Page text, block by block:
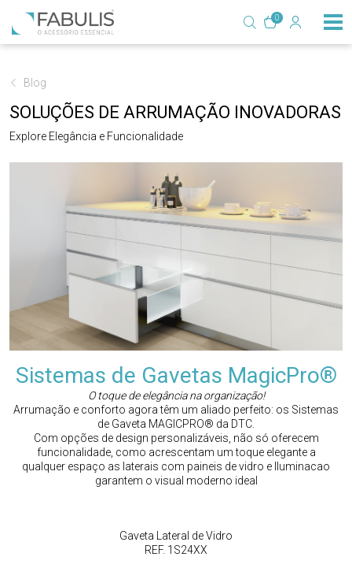
0
Blog
SOLUÇÕES DE ARRUMAÇÃO INOVADORAS
Explore Elegância e Funcionalidade
Sistemas de Gavetas MagicPro®
O toque de elegância na organização!
Arrumação e conforto agora têm um aliado perfeito: os Sistemas
de Gaveta MAGICPRO® da DTC.
Com opções de design personalizáveis, não só oferecem
funcionalidade, como acrescentam um toque elegante a
qualquer espaço as laterais com paineis de vidro e Iluminacao
garantem o visual moderno ideal
Gaveta Lateral de Vidro
REF. 1S24XX